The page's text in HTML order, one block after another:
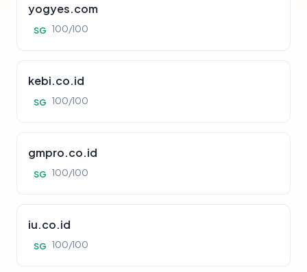
yogyes.com
SG 100/100
kebi.co.id
SG 100/100
gmpro.co.id
SG 100/100
iu.co.id
SG 100/100